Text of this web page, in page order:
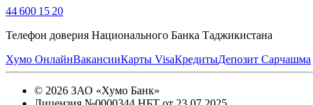
44 600 15 20
Телефон доверия Национального Банка Таджикистана
Хумо ОнлайнВакансииКарты VisaКредитыДепозит Сарчашма
© 2026 ЗАО «Хумо Банк»